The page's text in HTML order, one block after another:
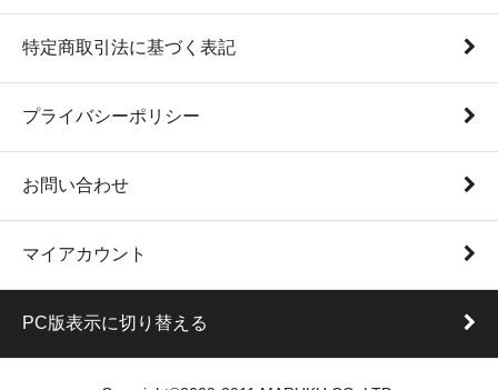
特定商取引法に基づく表記
プライバシーポリシー
お問い合わせ
マイアカウント
PC版表示に切り替える